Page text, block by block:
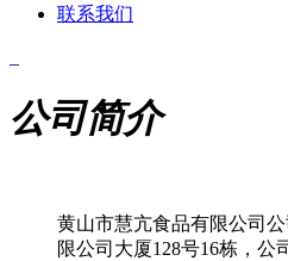
联系我们
公司简介
黄山市慧亢食品有限公司
限公司大厦128号16栋，公